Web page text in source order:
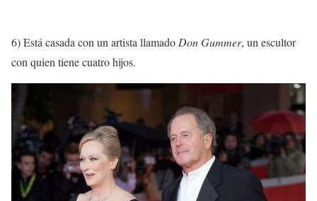
6) Está casada con un artista llamadoDon Gummer, un escultor
con quien tiene cuatro hijos.